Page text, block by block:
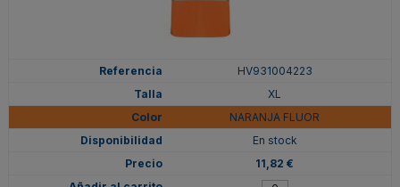
HV931004223
XL
NARANJA FLUOR
En stock
11,82 €